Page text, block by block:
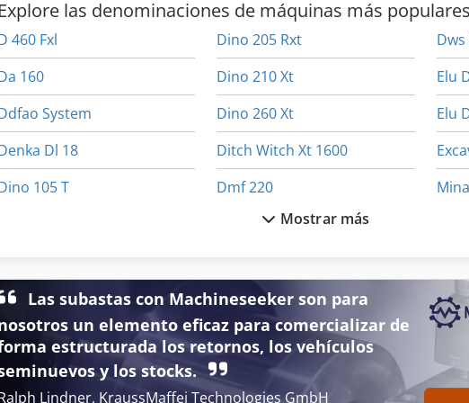
Explore las denominaciones de máquinas más
460 Fxl
160
System
Dl 18
105 T
160 Xt
180 T
Dino 205 Rxt
Dino 210 Xt
Dino 260 Xt
Ditch Witch Xt 1600
Dmf 220
Dmt 180
Dmu 80 T
Dsd 201
Dws
Elu
Elu
Mostrar más
Las subastas con Machineseeker son para
un elemento eficaz para comercializar de
estructurada los retornos, los vehículos
y los stocks.
Lindner, KraussMaffei Technologies GmbH